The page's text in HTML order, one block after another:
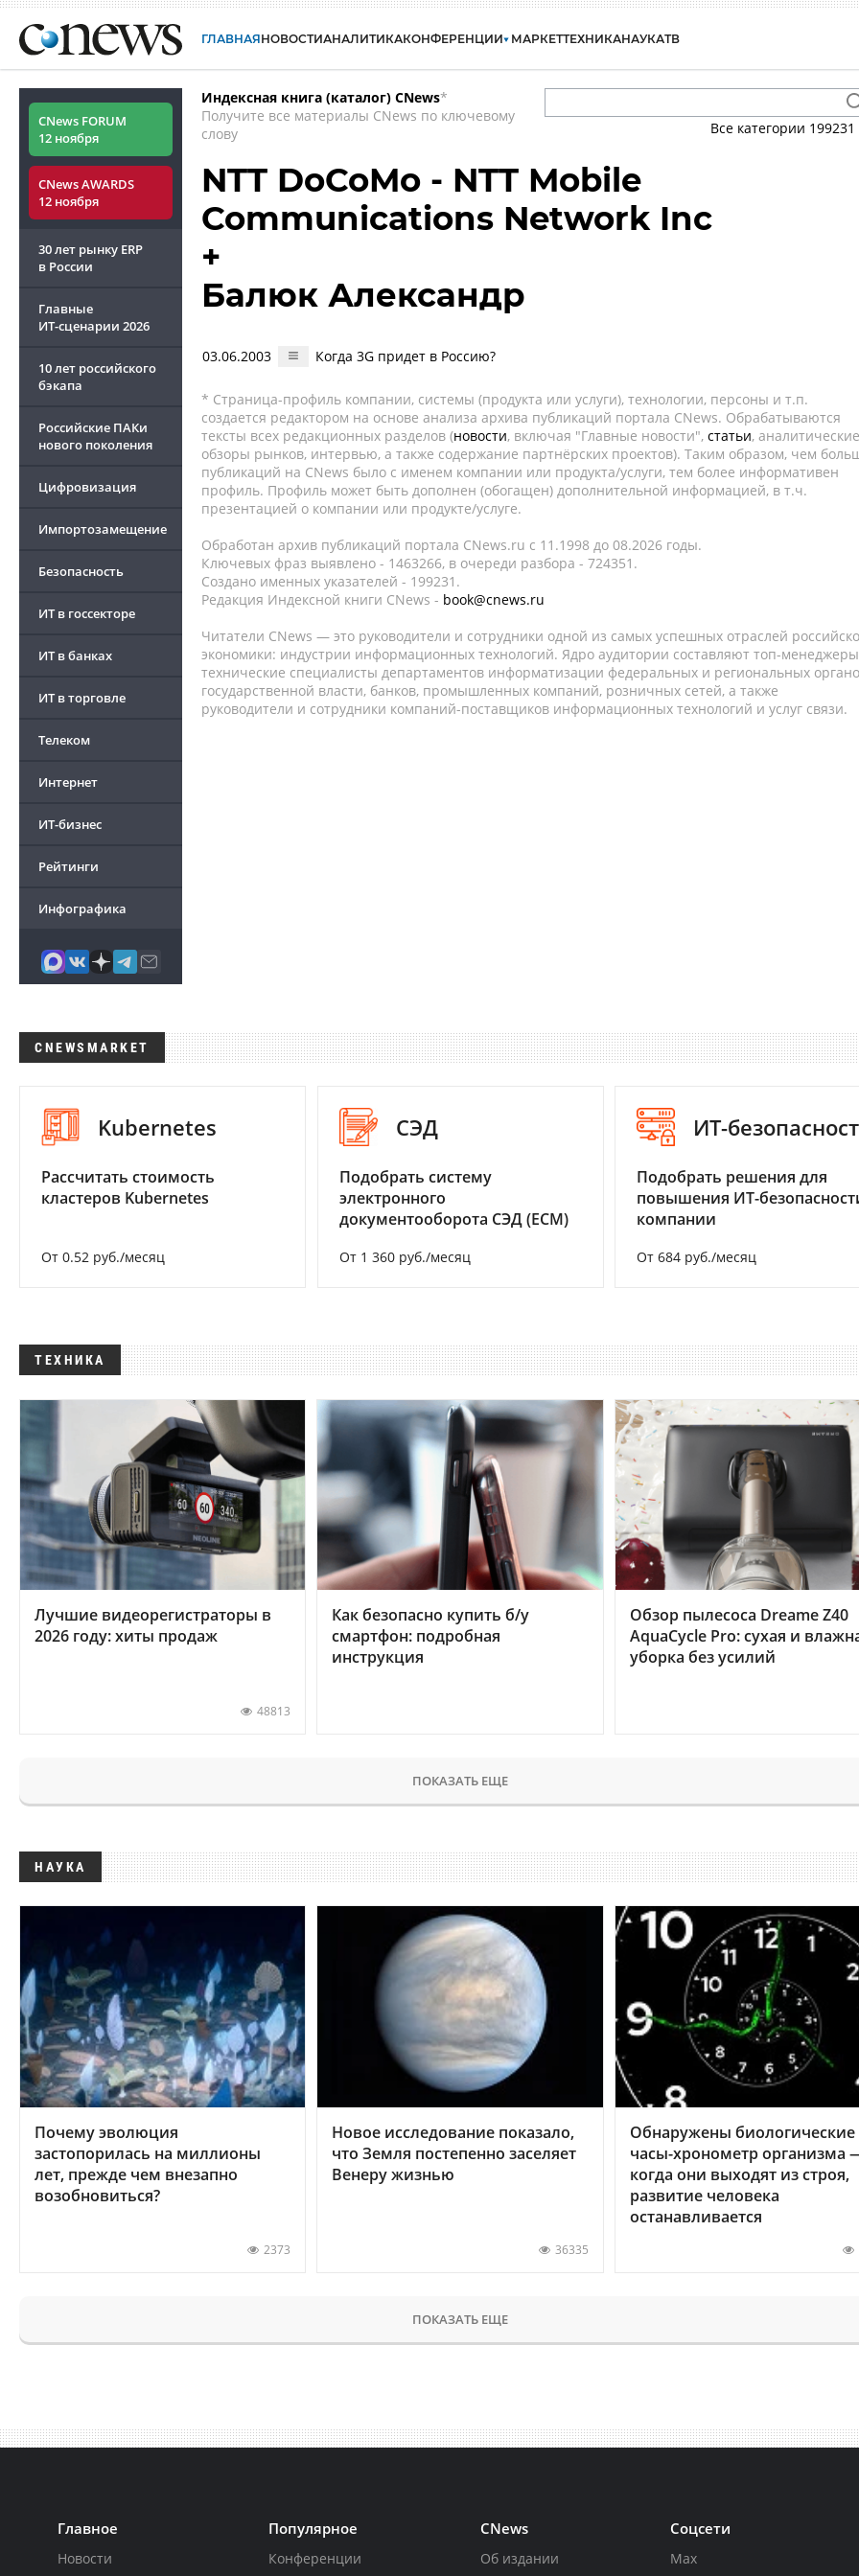
ГЛАВНАЯНОВОСТИАНАЛИТИКАКОНФЕРЕНЦИИ МАРКЕТТЕХНИКАНАУКАТВ
CNews FORUM
12 ноября
CNews AWARDS
12 ноября
30 лет рынку ERP
в России
Главные
ИТ-сценарии 2026
10 лет российского
бэкапа
Российские ПАКи
нового поколения
Цифровизация
Импортозамещение
Безопасность
ИТ в госсекторе
ИТ в банках
ИТ в торговле
Телеком
Интернет
ИТ-бизнес
Рейтинги
Инфографика
Индексная книга (каталог) CNews*
Получите все материалы CNews по ключевому
слову
Все категории 199231
NTT DoCoMo - NTT Mobile
Communications Network Inc
+
Балюк Александр
03.06.2003 Когда 3G придет в Россию?
* Страница-профиль компании, системы (продукта или услуги), технологии, персоны и т.п.
создается редактором на основе анализа архива публикаций портала CNews. Обрабатываются
тексты всех редакционных разделов (новости, включая "Главные новости", статьи, аналитические
обзоры рынков, интервью, а также содержание партнёрских проектов). Таким образом, чем
публикаций на CNews было с именем компании или продукта/услуги, тем более информативен
профиль. Профиль может быть дополнен (обогащен) дополнительной информацией, в т.ч.
презентацией о компании или продукте/услуге.
Обработан архив публикаций портала CNews.ru c 11.1998 до 08.2026 годы.
Ключевых фраз выявлено - 1463266, в очереди разбора - 724351.
Создано именных указателей - 199231.
Редакция Индексной книги CNews - book@cnews.ru
Читатели CNews — это руководители и сотрудники одной из самых успешных отраслей
экономики: индустрии информационных технологий. Ядро аудитории составляют топ-
технические специалисты департаментов информатизации федеральных и региональных
государственной власти, банков, промышленных компаний, розничных сетей, а также
руководители и сотрудники компаний-поставщиков информационных технологий и услуг связи.
CNEWSMARKET
Kubernetes
Рассчитать стоимость
кластеров Kubernetes
От 0.52 руб./месяц
СЭД
Подобрать систему
электронного
документооборота СЭД (ECM)
От 1 360 руб./месяц
ИТ-
Подобрать решения для
повышения ИТ-
компании
От 684 руб./месяц
ТЕХНИКА
Лучшие видеорегистраторы в
2026 году: хиты продаж
48813
Как безопасно купить б/у
смартфон: подробная
инструкция
Обзор пылесоса Dreame Z40
AquaCycle Pro: сухая и
уборка без усилий
ПОКАЗАТЬ ЕЩЕ
НАУКА
Почему эволюция
застопорилась на миллионы
лет, прежде чем внезапно
возобновиться?
2373
Новое исследование показало,
что Земля постепенно заселяет
Венеру жизнью
36335
Обнаружены биологические
часы-хронометр организма
когда они выходят из строя,
развитие человека
останавливается
ПОКАЗАТЬ ЕЩЕ
Главное
Новости
Популярное
Конференции
CNews
Об издании
Соцсети
Max